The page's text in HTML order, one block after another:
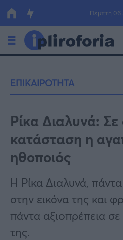
Πέμπτη 06
Οικονομία
Πολιτική
Τράπεζες
Επιδοτήσεις
ΕΣΠΑ
Κόσμος
Lifestyle
Αθλητικά
Υγεία
ΕΠΙΚΑΙΡΟΤΗΤΑ
Ρίκα Διαλυνά:
κατάσταση η
ηθοποιός
Η Ρίκα Διαλυνά,
στην εικόνα της και
πάντα αξιοπρέπεια
της.